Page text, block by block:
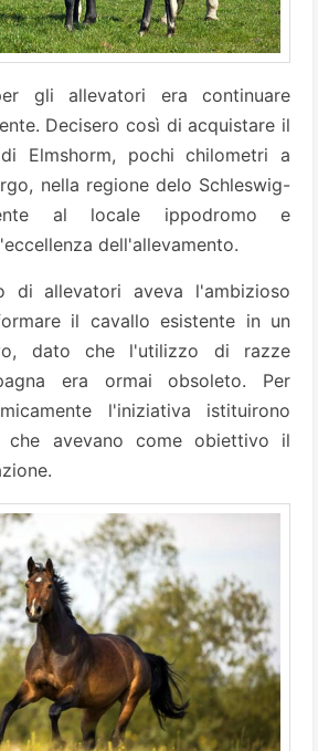
gli allevatori era continuare
Decisero così di acquistare il
Elmshorm, pochi chilometri a
nella regione delo Schleswig-
al locale ippodromo e
dell'allevamento.
di allevatori aveva l'ambizioso
il cavallo esistente in un
dato che l'utilizzo di razze
era ormai obsoleto. Per
l'iniziativa istituirono
che avevano come obiettivo il